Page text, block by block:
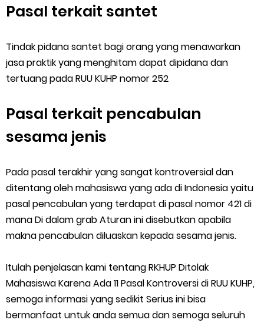
Pasal terkait santet
Tindak pidana santet bagi orang yang menawarkan
jasa praktik yang menghitam dapat dipidana dan
tertuang pada RUU KUHP nomor 252
Pasal terkait pencabulan
sesama jenis
Pada pasal terakhir yang sangat kontroversial dan
ditentang oleh mahasiswa yang ada di Indonesia yaitu
pasal pencabulan yang terdapat di pasal nomor 421 di
mana Di dalam grab Aturan ini disebutkan apabila
makna pencabulan diluaskan kepada sesama jenis.
Itulah penjelasan kami tentang RKHUP Ditolak
Mahasiswa Karena Ada 11 Pasal Kontroversi di RUU KUHP,
semoga informasi yang sedikit Serius ini bisa
bermanfaat untuk anda semua dan semoga seluruh